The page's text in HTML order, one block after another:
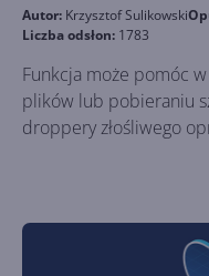
Autor: Krzysztof Sulikowski
Liczba odsłon: 1783
Funkcja może pomóc
plików lub pobieraniu
droppery złośliwego